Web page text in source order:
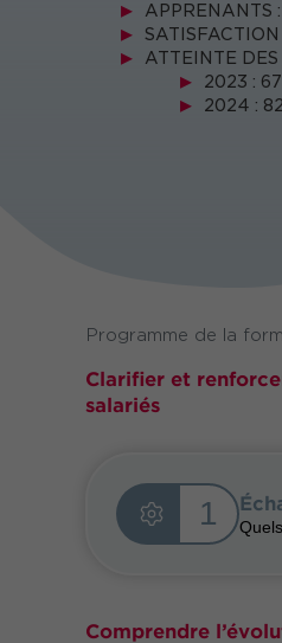
ATTEINTE
2023 :
2024 :
Programme de la
Clarifier et
salariés
1
Comprendre